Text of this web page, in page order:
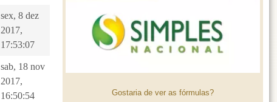
sex, 8 dez
2017,
17:53:07
sab, 18 nov
2017,
16:50:54
Gostaria de ver as fórmulas?